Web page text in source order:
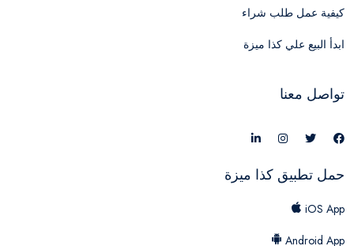
كيفية عمل طلب شراء
ابدأ البيع علي كذا ميزة
تواصل معنا
حمل تطبيق كذا ميزة
iOS App
Android App